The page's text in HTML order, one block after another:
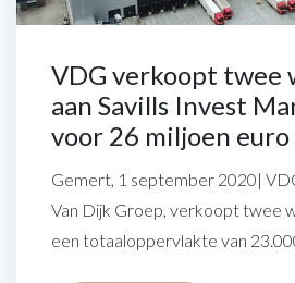
VDG verkoopt twee
aan Savills Invest
voor 26 miljoen euro
Gemert, 1 september 2020|
Van Dijk Groep, verkoopt twee
een totaaloppervlakte van